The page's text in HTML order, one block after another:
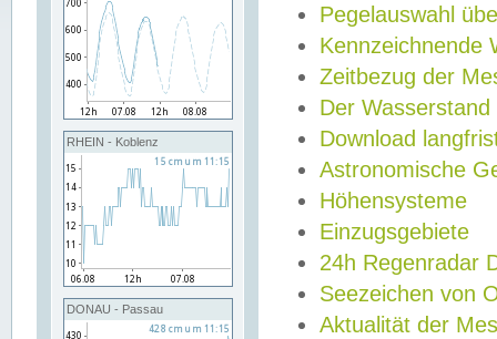
RHEIN - Koblenz
DONAU - Passau
Pegelauswahl
Kennzeichnende
Zeitbezug der
Der Wasserstand
Download
Astronomische
Höhensysteme
Einzugsgebiete
24h Regenradar
Seezeichen von
Aktualität der